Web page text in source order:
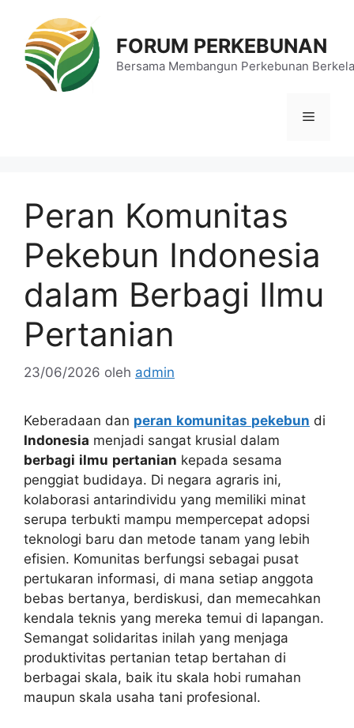
FORUM PERKEBUNAN
Bersama Membangun Perkebunan
Menu
Peran Komunitas
Pekebun Indonesia
dalam Berbagi Ilmu
Pertanian
23/06/2026 oleh admin
Keberadaan dan peran komunitas pekebun di
Indonesia menjadi sangat krusial dalam
berbagi ilmu pertanian kepada sesama
penggiat budidaya. Di negara agraris ini,
kolaborasi antarindividu yang memiliki minat
serupa terbukti mampu mempercepat adopsi
teknologi baru dan metode tanam yang lebih
efisien. Komunitas berfungsi sebagai pusat
pertukaran informasi, di mana setiap anggota
bebas bertanya, berdiskusi, dan memecahkan
kendala teknis yang mereka temui di lapangan.
Semangat solidaritas inilah yang menjaga
produktivitas pertanian tetap bertahan di
berbagai skala, baik itu skala hobi rumahan
maupun skala usaha tani profesional.